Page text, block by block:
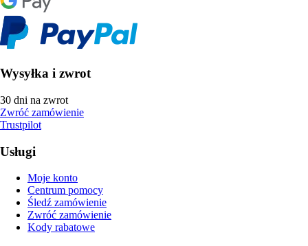
Wysyłka i zwrot
30 dni na zwrot
Zwróć zamówienie
Trustpilot
Usługi
Moje konto
Centrum pomocy
Śledź zamówienie
Zwróć zamówienie
Kody rabatowe